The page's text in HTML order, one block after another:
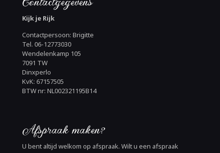
Kijk je Rijk
Contactpersoon: Brigitte
Tel. 06-12773030
Wendelenkamp 105
7091 TW
Dinxperlo
KvK: 67157505
BTW nr: NL002321195B14
Afspraak maken?
U bent altijd welkom op afspraak. Wilt u een afspraak